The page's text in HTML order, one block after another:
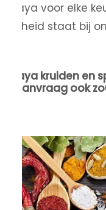
voor elke
staat bij
kruiden en
aanvraag ook